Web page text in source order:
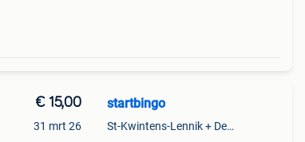
€ 15,00
31 mrt 26
startbingo
St-Kwintens-Lennik + Deel Roosdaal